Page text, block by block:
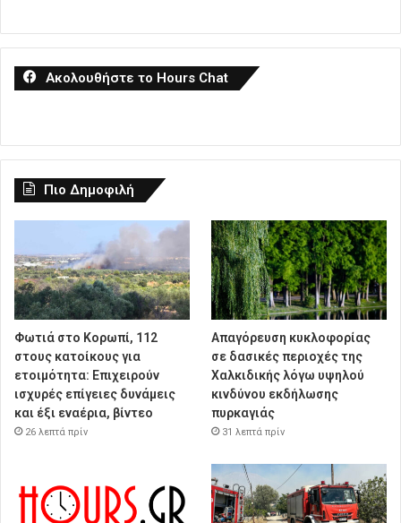
Ακολουθήστε το Hours Chat
Πιο Δημοφιλή
Φωτιά στο Κορωπί, 112
στους κατοίκους για
ετοιμότητα: Επιχειρούν
ισχυρές επίγειες δυνάμεις
και έξι εναέρια, βίντεο
26 λεπτά πρίν
Απαγόρευση κυκλοφορίας
σε δασικές περιοχές της
Χαλκιδικής λόγω υψηλού
κινδύνου εκδήλωσης
πυρκαγιάς
31 λεπτά πρίν